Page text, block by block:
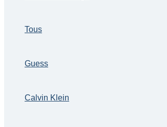
Tous
Guess
Calvin Klein